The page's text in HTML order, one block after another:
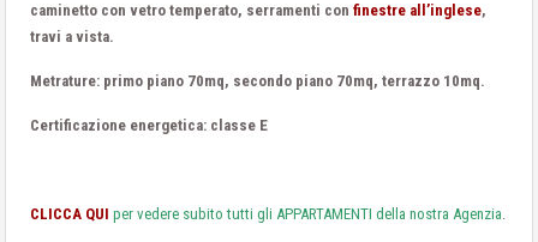
caminetto con vetro temperato, serramenti con finestre all’inglese,
travi a vista.
Metrature: primo piano 70mq, secondo piano 70mq, terrazzo 10mq.
Certificazione energetica: classe E
CLICCA QUI per vedere subito tutti gli APPARTAMENTI della nostra Agenzia.